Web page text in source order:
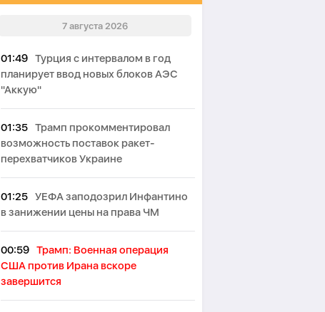
7 августа 2026
01:49 Турция с интервалом в год
планирует ввод новых блоков АЭС
"Аккую"
01:35 Трамп прокомментировал
возможность поставок ракет-
перехватчиков Украине
01:25 УЕФА заподозрил Инфантино
в занижении цены на права ЧМ
00:59 Трамп: Военная операция
США против Ирана вскоре
завершится